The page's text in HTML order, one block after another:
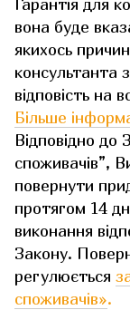
Гарантія для
вона буде
якихось
консультанта
відповість на
Більше
Відповідно до
споживачів”,
повернути
протягом 14
виконання
Закону.
регулюється
споживачів».